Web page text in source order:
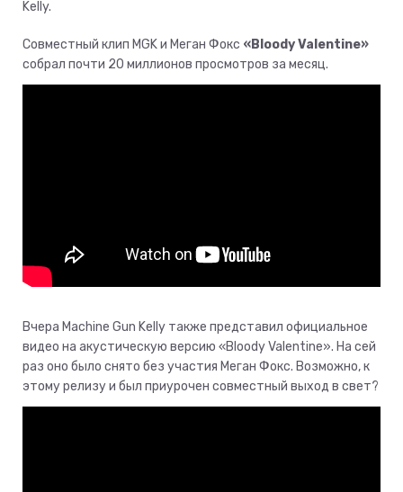
Kelly.
Совместный клип MGK и Меган Фокс «Bloody Valentine»
собрал почти 20 миллионов просмотров за месяц.
Вчера Machine Gun Kelly также представил официальное
видео на акустическую версию «Bloody Valentine». На сей
раз оно было снято без участия Меган Фокс. Возможно, к
этому релизу и был приурочен совместный выход в свет?